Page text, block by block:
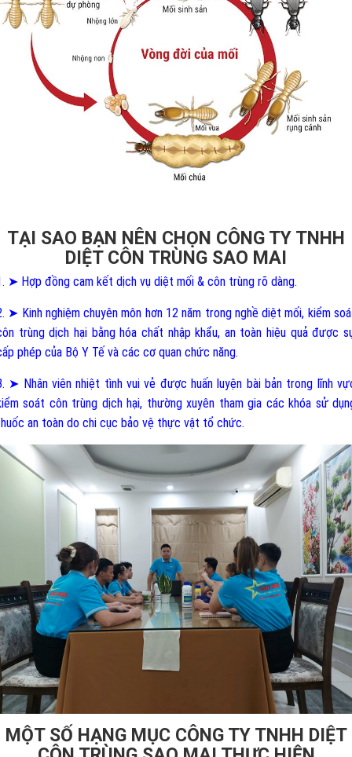
TẠI SAO BẠN NÊN CHỌN CÔNG TY TNHH
DIỆT CÔN TRÙNG SAO MAI
➤ Hợp đồng cam kết dịch vụ diệt mối & côn trùng rõ dàng.
➤ Kinh nghiệm chuyên môn hơn 12 năm trong nghề diệt mối, kiểm
trùng dịch hại bằng hóa chất nhập khẩu, an toàn hiệu quả được
phép của Bộ Y Tế và các cơ quan chức năng.
➤ Nhân viên nhiệt tình vui vẻ được huấn luyện bài bản trong lĩnh
soát côn trùng dịch hại, thường xuyên tham gia các khóa sử
an toàn do chi cục bảo vệ thực vật tổ chức.
MỘT SỐ HẠNG MỤC CÔNG TY TNHH DIỆT